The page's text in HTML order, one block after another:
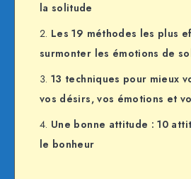
la solitude
Les 19 méthodes les plus
surmonter les émotions de
13 techniques pour mieux
vos désirs, vos émotions et
Une bonne attitude : 10
le bonheur